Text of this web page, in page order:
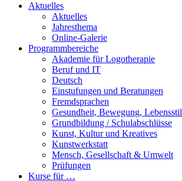
Aktuelles
Aktuelles
Jahresthema
Online-Galerie
Programmbereiche
Akademie für Logotherapie
Beruf und IT
Deutsch
Einstufungen und Beratungen
Fremdsprachen
Gesundheit, Bewegung, Lebensstil
Grundbildung / Schulabschlüsse
Kunst, Kultur und Kreatives
Kunstwerkstatt
Mensch, Gesellschaft & Umwelt
Prüfungen
Kurse für …